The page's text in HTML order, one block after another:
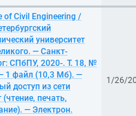
of Civil Engineering /
университет
— Санкт-
СПбПУ, 2020-. Т. 18, №
1 файл (10,3 Мб). —
доступ из сети
(чтение, печать,
— Электрон.
1/26/